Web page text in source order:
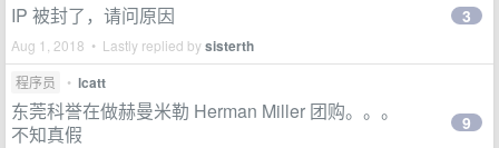
IP 被封了，请问原因
Aug 1, 2018 • Lastly replied bysisterth
3
程序员 • lcatt
东莞科誉在做赫曼米勒 Herman Miller 团购。。。
不知真假
9